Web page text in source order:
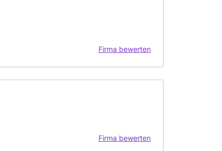
Firma bewerten
Firma bewerten